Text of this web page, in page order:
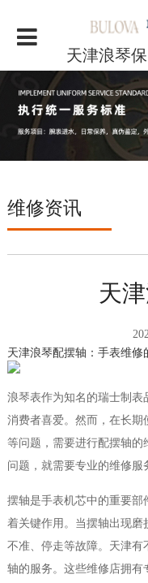
天津浪琴
维修资讯
天
天津浪琴配摆轴：手表维修
浪琴表作为知名的瑞士制表
消费者喜爱。然而，在长
等问题，需要进行配摆轴的
问题，就需要专业的维修服
摆轴是手表机芯中的重要部
着关键作用。当摆轴出现
不准、停走等故障。天津
轴的服务。这些维修店拥有